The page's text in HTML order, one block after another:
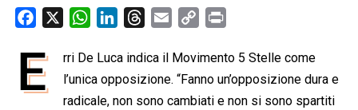
c
e
W
a
t
s
n
k
e
r
e
a
a
i
l
p
y
L
i
n
t
E
rri De Luca indica il Movimento 5 Stelle come
l’unica opposizione. “Fanno un’opposizione dura e
radicale, non sono cambiati e non si sono spartiti